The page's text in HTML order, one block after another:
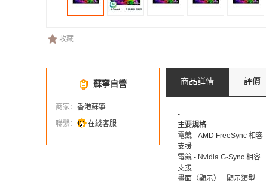
收藏
蘇寧自營
商家： 香港蘇寧
聯繫：
在綫客服
商品詳情 評價
-
主要規格
電競 - AMD FreeSync 相容
支援
電競 - Nvidia G-Sync 相容
支援
畫面（顯示） - 顯示類型